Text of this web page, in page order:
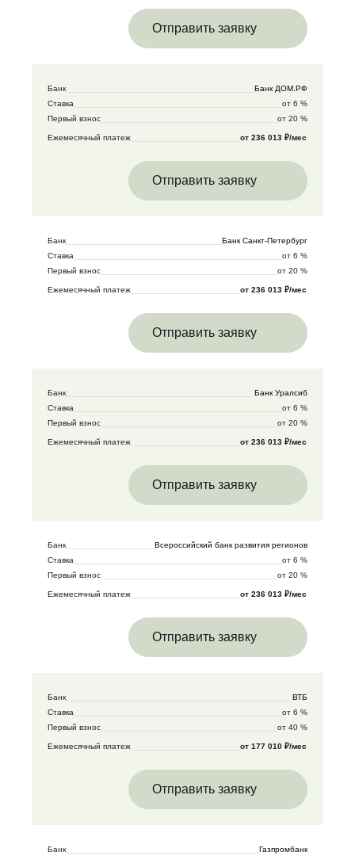
Отправить заявку
Банк
Банк ДОМ.РФ
Ставка
от 6 %
Первый взнос
от 20 %
Ежемесячный платеж от 236 013 ₽/мес
Отправить заявку
Банк
Банк Санкт-Петербург
Ставка
от 6 %
Первый взнос
от 20 %
Ежемесячный платеж от 236 013 ₽/мес
Отправить заявку
Банк
Банк Уралсиб
Ставка
от 6 %
Первый взнос
от 20 %
Ежемесячный платеж от 236 013 ₽/мес
Отправить заявку
Банк
Всероссийский банк развития регионов
Ставка
от 6 %
Первый взнос
от 20 %
Ежемесячный платеж от 236 013 ₽/мес
Отправить заявку
Банк
ВТБ
Ставка
от 6 %
Первый взнос
от 40 %
Ежемесячный платеж от 177 010 ₽/мес
Отправить заявку
Банк
Газпромбанк